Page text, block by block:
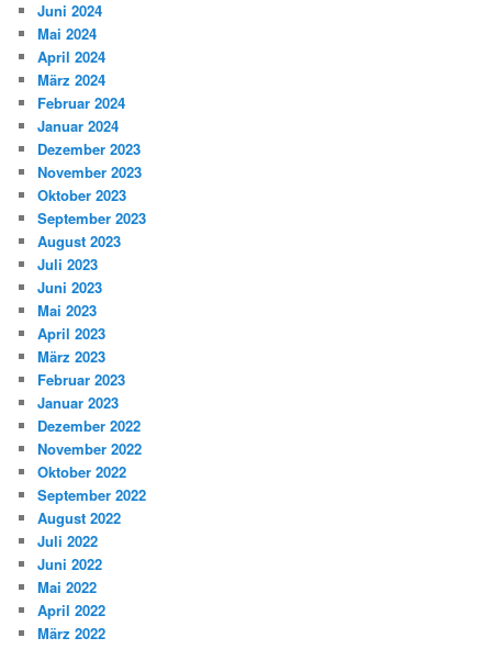
Juni 2024
Mai 2024
April 2024
März 2024
Februar 2024
Januar 2024
Dezember 2023
November 2023
Oktober 2023
September 2023
August 2023
Juli 2023
Juni 2023
Mai 2023
April 2023
März 2023
Februar 2023
Januar 2023
Dezember 2022
November 2022
Oktober 2022
September 2022
August 2022
Juli 2022
Juni 2022
Mai 2022
April 2022
März 2022